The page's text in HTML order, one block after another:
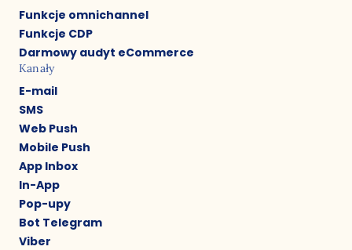
Funkcje omnichannel
Funkcje CDP
Darmowy audyt eCommerce
Kanały
E-mail
SMS
Web Push
Mobile Push
App Inbox
In-App
Pop-upy
Bot Telegram
Viber